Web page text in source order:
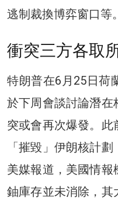
逃制裁換博弈窗口等。
衝突三方各取
特朗普在6月25日荷
於下周會談討論潛
突或會再次爆發。
「摧毀」伊朗核計
美媒報道，美國情
鈾庫存並未消除，其